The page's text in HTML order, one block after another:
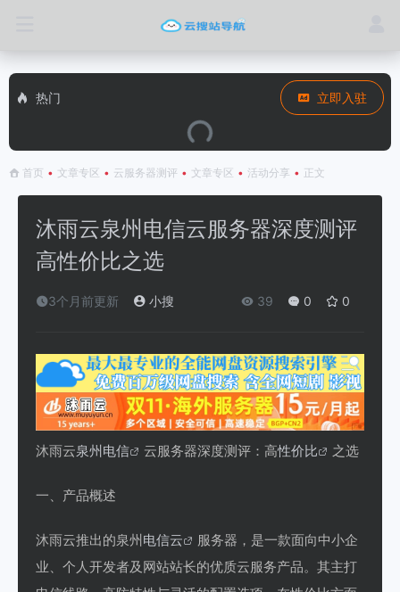
热门 立即入驻
首页 • 文章专区 • 云服务器测评 • 文章专区 • 活动分享 • 正文
沐雨云泉州电信云服务器深度测评
高性价比之选
3个月前更新 小搜 39 0 0
沐雨云泉州电信 云服务器深度测评：高性价比 之选
一、产品概述
沐雨云推出的泉州电信云
服务器，是一款面向中小企
业、个人开发者及网站站长的优质云服务产品。其主打